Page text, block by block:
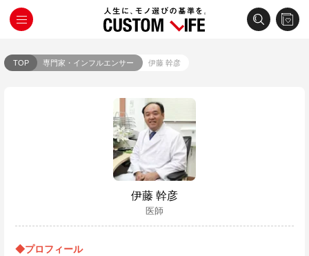
TOP 専門家・インフルエンサー 伊藤 幹彦
伊藤 幹彦
医師
◆プロフィール